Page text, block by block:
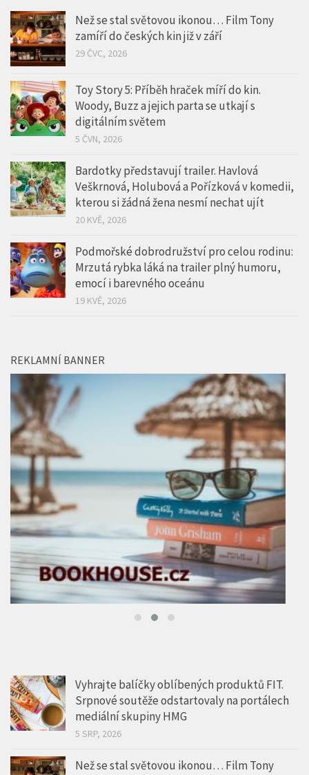
Než se stal světovou ikonou… Film Tony
zamíří do českých kin již v září
29 ČVC, 2026
Toy Story 5: Příběh hraček míří do kin.
Woody, Buzz a jejich parta se utkají s
digitálním světem
5 ČVN, 2026
Bardotky představují trailer. Havlová
Veškrnová, Holubová a Pořízková v komedii,
kterou si žádná žena nesmí nechat ujít
20 KVĚ, 2026
Podmořské dobrodružství pro celou rodinu:
Mrzutá rybka láká na trailer plný humoru,
emocí i barevného oceánu
19 KVĚ, 2026
REKLAMNÍ BANNER
Vyhrajte balíčky oblíbených produktů FIT.
Srpnové soutěže odstartovaly na portálech